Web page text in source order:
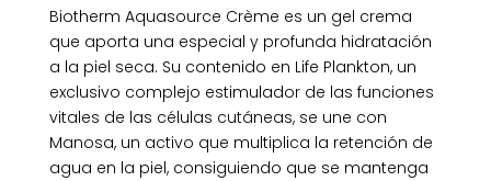
Biotherm Aquasource Crème es un gel crema
que aporta una especial y profunda hidratación
a la piel seca. Su contenido en Life Plankton, un
exclusivo complejo estimulador de las funciones
vitales de las células cutáneas, se une con
Manosa, un activo que multiplica la retención de
agua en la piel, consiguiendo que se mantenga